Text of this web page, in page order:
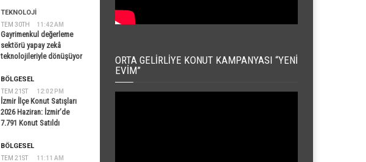
TEM 30TH 11:42 AM
TEKNOLOJİ
Gayrimenkul değerleme
sektörü yapay zekâ
teknolojileriyle dönüşüyor
TEM 21ST 12:02 PM
BÖLGESEL
İzmir İlçe Konut Satışları
2026 Haziran: İzmir’de
7.791 Konut Satıldı
TEM 21ST 11:11 AM
BÖLGESEL
ORTA GELIRLIYE KONUT KAMPANYASI “YENI
EVIM”